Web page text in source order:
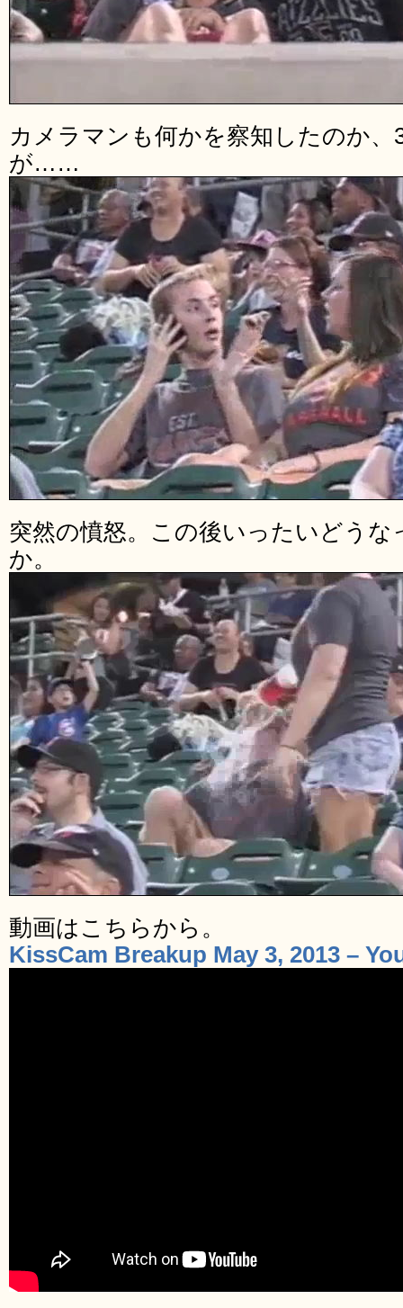
カメラマンも何かを察知したのか
が……
突然の憤怒。この後いったいどう
か。
動画はこちらから。
KissCam Breakup May 3, 2013 –